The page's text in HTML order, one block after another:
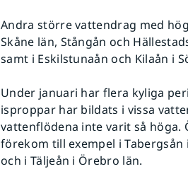
Andra större vattendrag med
Skåne län, Stångån och
samt i Eskilstunaån och Kilaån i
Under januari har flera kyliga
isproppar har bildats i vissa
vattenflödena inte varit så höga.
förekom till exempel i
och i Täljeån i Örebro län.